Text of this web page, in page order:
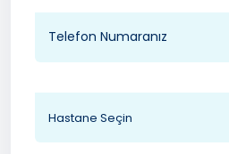
Hastane Seçin